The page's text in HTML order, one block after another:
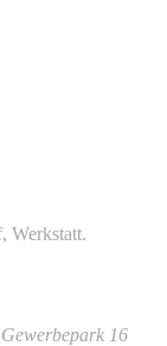
Werkstatt.
Gewerbepark 16